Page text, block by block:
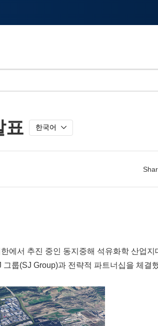
표 한국어
에서 추진 중인 동지중해 석유화학 산업지
룹(SJ Group)과 전략적 파트너십을 체결